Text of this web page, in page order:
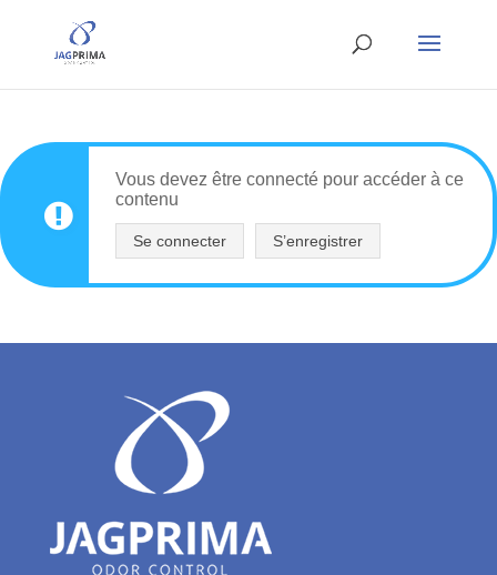
Vous devez être connecté pour accéder à ce
contenu
Se connecter S’enregistrer